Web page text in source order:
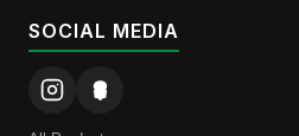
SOCIAL MEDIA